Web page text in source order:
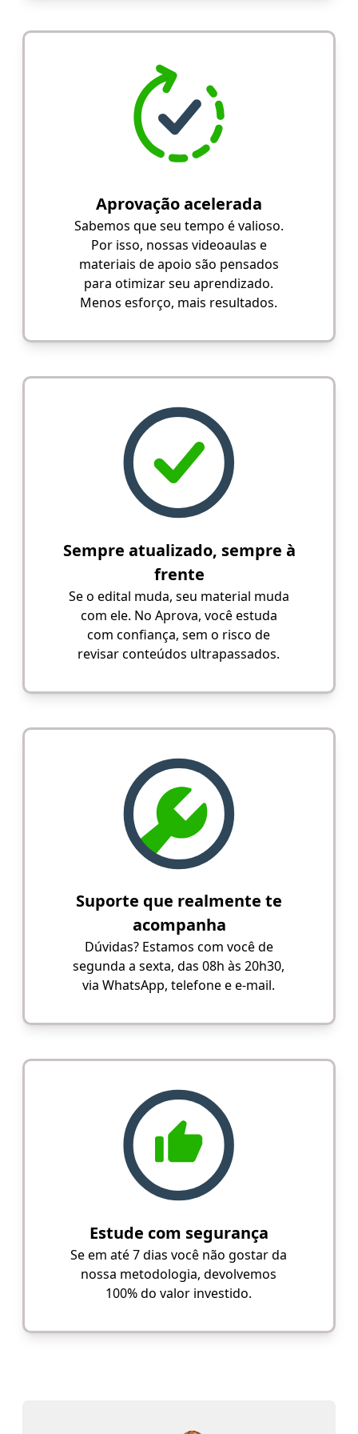
Aprovação acelerada
Sabemos que seu tempo é valioso.
Por isso, nossas videoaulas e
materiais de apoio são pensados
para otimizar seu aprendizado.
Menos esforço, mais resultados.
Sempre atualizado, sempre à
frente
Se o edital muda, seu material muda
com ele. No Aprova, você estuda
com confiança, sem o risco de
revisar conteúdos ultrapassados.
Suporte que realmente te
acompanha
Dúvidas? Estamos com você de
segunda a sexta, das 08h às 20h30,
via WhatsApp, telefone e e-mail.
Estude com segurança
Se em até 7 dias você não gostar da
nossa metodologia, devolvemos
100% do valor investido.